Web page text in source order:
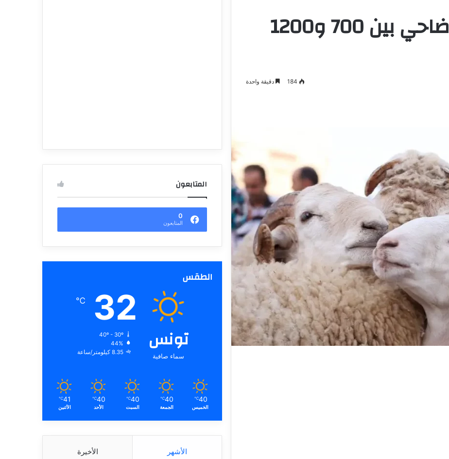
القيروان: أسعار الأضاحي بين 700 و1200
184 دقيقة واحدة
المتابعون
0
المتابعون
الطقس
تونس
سماء صافية
32
℃
40º - 30º
44%
8.35 كيلومتر/ساعة
40
℃
الخميس
40
℃
الجمعة
40
℃
السبت
40
℃
الأحد
41
℃
الأثنين
الأشهر الأخيرة